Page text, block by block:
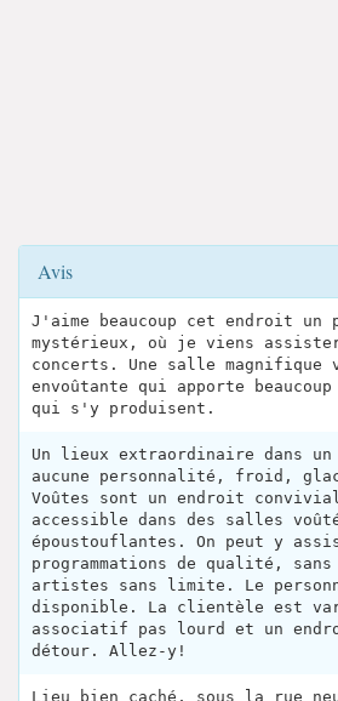
Avis
J'aime beaucoup cet endroit un
mystérieux, où je viens
concerts. Une salle magnifique
envoûtante qui apporte
qui s'y produisent.
Un lieux extraordinaire dans
aucune personnalité, froid,
Voûtes sont un endroit
accessible dans des salles
époustouflantes. On peut y
programmations de qualité,
artistes sans limite. Le
disponible. La clientèle est
associatif pas lourd et un
détour. Allez-y!
Lieu bien caché, sous la rue